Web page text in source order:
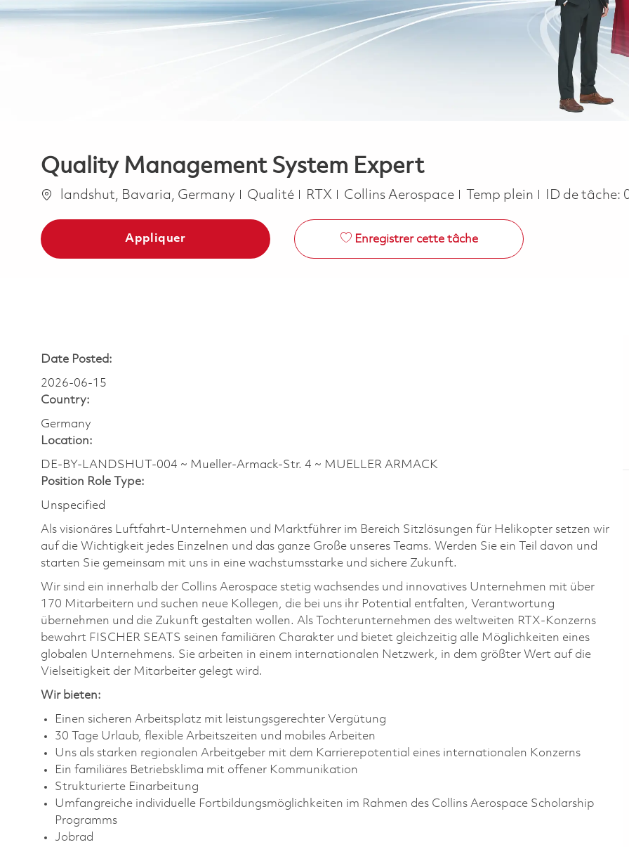
Quality Management System Expert
Emplacement
landshut, Bavaria, Germany Catégorie
Qualité RTX Collins Aerospace Job Type
Temp plein ID de tâche:
Appliquer Enregistrer cette tâche
Date Posted:
2026-06-15
Country:
Germany
Location:
DE-BY-LANDSHUT-004 ~ Mueller-Armack-Str. 4 ~ MUELLER ARMACK
Position Role Type:
Unspecified
Als visionäres Luftfahrt-Unternehmen und Marktführer im Bereich Sitzlösungen für Helikopter setzen wir
auf die Wichtigkeit jedes Einzelnen und das ganze Große unseres Teams. Werden Sie ein Teil davon und
starten Sie gemeinsam mit uns in eine wachstumsstarke und sichere Zukunft.
Wir sind ein innerhalb der Collins Aerospace stetig wachsendes und innovatives Unternehmen mit über
170 Mitarbeitern und suchen neue Kollegen, die bei uns ihr Potential entfalten, Verantwortung
übernehmen und die Zukunft gestalten wollen. Als Tochterunternehmen des weltweiten RTX-Konzerns
bewahrt FISCHER SEATS seinen familiären Charakter und bietet gleichzeitig alle Möglichkeiten eines
globalen Unternehmens. Sie arbeiten in einem internationalen Netzwerk, in dem größter Wert auf die
Vielseitigkeit der Mitarbeiter gelegt wird.
Wir bieten:
Einen sicheren Arbeitsplatz mit leistungsgerechter Vergütung
30 Tage Urlaub, flexible Arbeitszeiten und mobiles Arbeiten
Uns als starken regionalen Arbeitgeber mit dem Karrierepotential eines internationalen Konzerns
Ein familiäres Betriebsklima mit offener Kommunikation
Strukturierte Einarbeitung
Umfangreiche individuelle Fortbildungsmöglichkeiten im Rahmen des Collins Aerospace Scholarship
Programms
Jobrad